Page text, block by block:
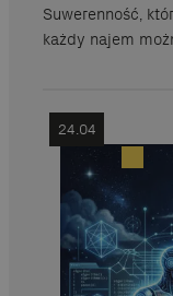
Suwerenność,
każdy najem
24.04